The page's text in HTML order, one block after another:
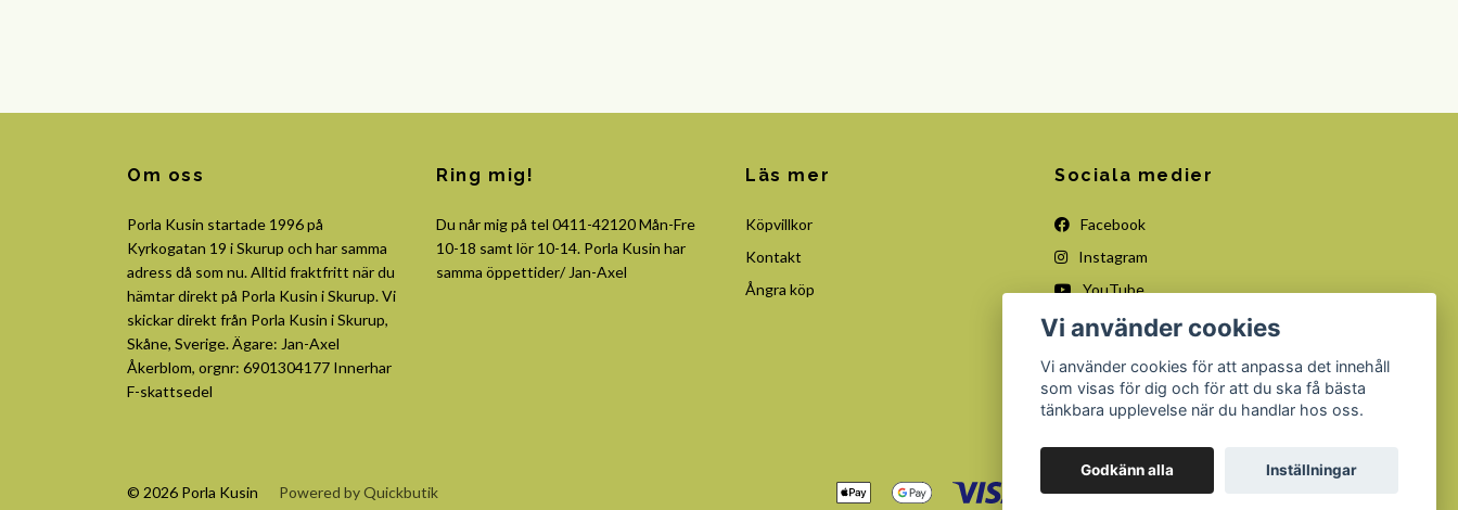
Om oss
Porla Kusin startade 1996 på
Kyrkogatan 19 i Skurup och har samma
adress då som nu. Alltid fraktfritt när du
hämtar direkt på Porla Kusin i Skurup. Vi
skickar direkt från Porla Kusin i Skurup,
Skåne, Sverige. Ägare: Jan-Axel
Åkerblom, orgnr: 6901304177 Innerhar
F-skattsedel
Ring mig!
Du når mig på tel 0411-42120 Mån-Fre
10-18 samt lör 10-14. Porla Kusin har
samma öppettider/ Jan-Axel
Läs mer
Köpvillkor
Kontakt
Ångra köp
Sociala medier
Facebook
Instagram
YouTube
© 2026 Porla Kusin Powered by Quickbutik
Vi använder cookies
Vi använder cookies för att anpassa det innehåll
som visas för dig och för att du ska få bästa
tänkbara upplevelse när du handlar hos oss.
Godkänn alla Inställningar